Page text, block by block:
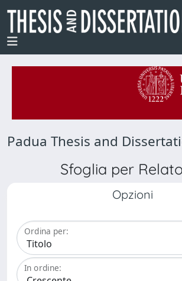
Padua Thesis and
Sfoglia per
Opzioni
Ordina per:
In ordine: